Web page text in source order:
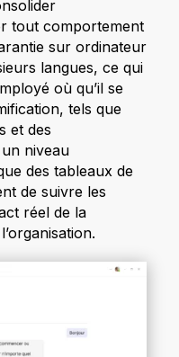
tout comportement
sur ordinateur
langues, ce qui
où qu’il se
tels que
et des
niveau
des tableaux de
de suivre les
réel de la